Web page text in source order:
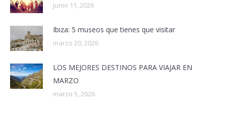
junio 11, 2026
Ibiza: 5 museos que tienes que visitar
marzo 20, 2026
LOS MEJORES DESTINOS PARA VIAJAR EN
MARZO
marzo 5, 2026